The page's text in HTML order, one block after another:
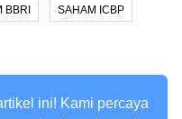
BBRI SAHAM ICBP
ini! Kami percaya